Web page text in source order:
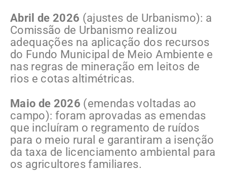
Abril de 2026 (ajustes de Urbanismo): a
Comissão de Urbanismo realizou
adequações na aplicação dos recursos
do Fundo Municipal de Meio Ambiente e
nas regras de mineração em leitos de
rios e cotas altimétricas.
Maio de 2026 (emendas voltadas ao
campo): foram aprovadas as emendas
que incluíram o regramento de ruídos
para o meio rural e garantiram a isenção
da taxa de licenciamento ambiental para
os agricultores familiares.